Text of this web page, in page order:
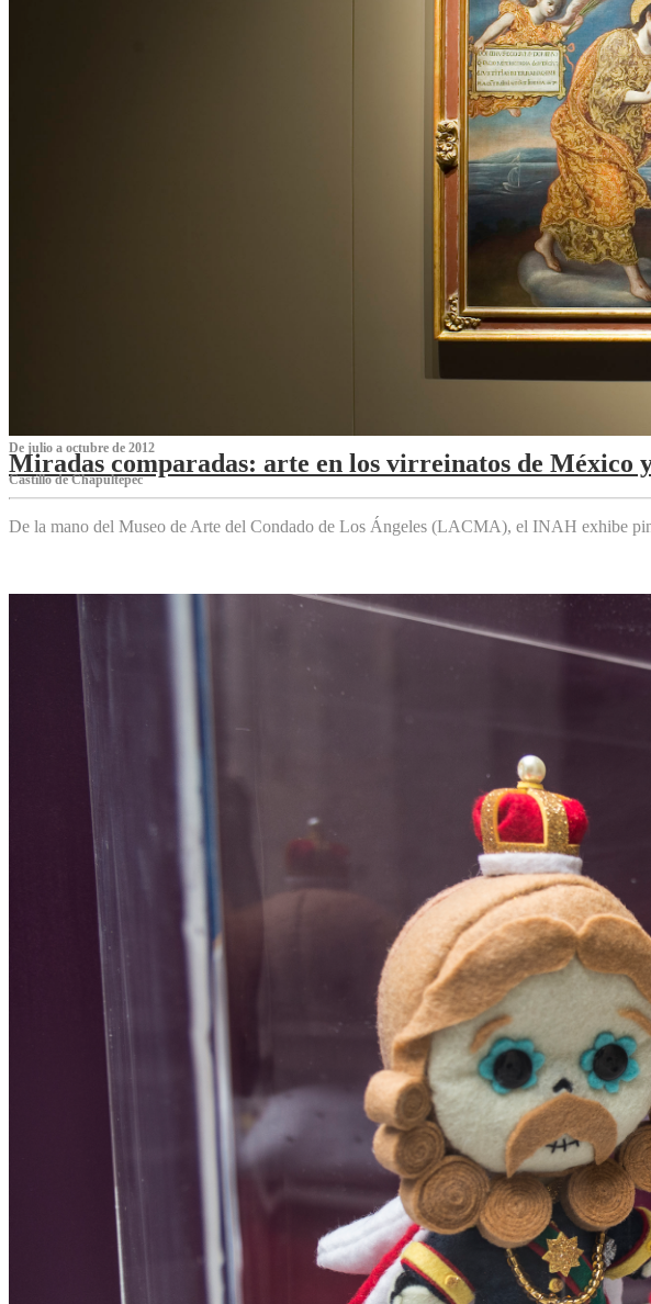
De julio a octubre de 2012
Miradas comparadas: arte en los virreinatos de México
Castillo de Chapultepec
De la mano del Museo de Arte del Condado de Los Ángeles (LACMA), el INAH exhibe